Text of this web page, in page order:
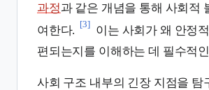
과정과 같은 개념을 통해 사회적
여한다.
[3]
이는 사회가 왜 안정
편되는지를 이해하는 데 필수적
사회 구조 내부의 긴장 지점을